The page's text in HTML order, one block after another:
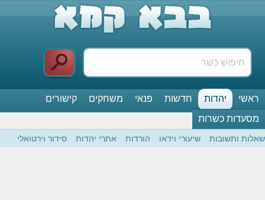
ראשי יהדות חדשות פנאי משחקים
קישורים
מסעדות כשרות
שאלות ותשובות שיעורי וידאו הורדות אתרי יהדות סידור וירטואלי